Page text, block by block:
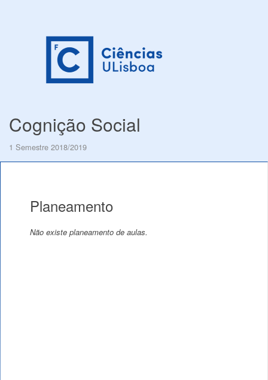
Cognição Social
1 Semestre 2018/2019
Planeamento
Não existe planeamento de aulas.